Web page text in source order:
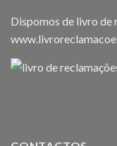
Dispomos de livro de